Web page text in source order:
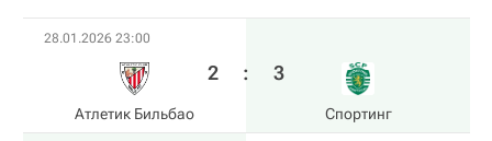
28.01.2026 23:00
Атлетик Бильбао
2 : 3
Спортинг